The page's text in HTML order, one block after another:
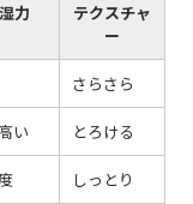
力
テクスチャ
ー
さらさら
い とろける
しっとり